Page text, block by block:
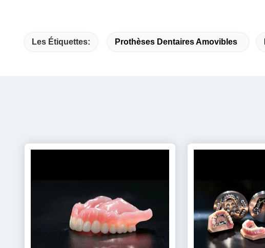
Les Étiquettes: Prothèses Dentaires Amovibles